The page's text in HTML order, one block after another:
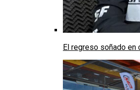
El regreso soñado en